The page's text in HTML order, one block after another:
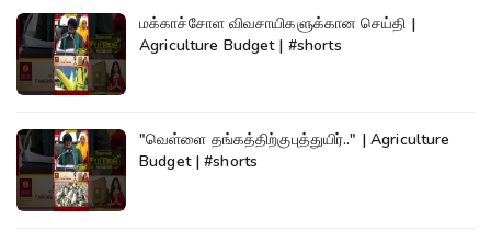
மக்காச்சோள விவசாயிகளுக்கான செய்தி |
Agriculture Budget | #shorts
"வெள்ளை தங்கத்திற்குபுத்துயிர்.." | Agriculture
Budget | #shorts